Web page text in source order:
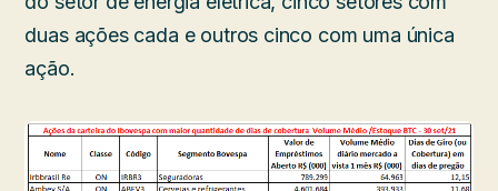
duas ações cada e outros cinco com uma única
ação.